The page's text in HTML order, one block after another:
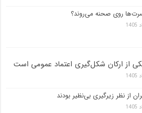
روی صحنه می‌روند؟
از ارکان شکل‌گیری اعتماد عمومی است
از نظر زیرگیری بی‌نظیر بودند